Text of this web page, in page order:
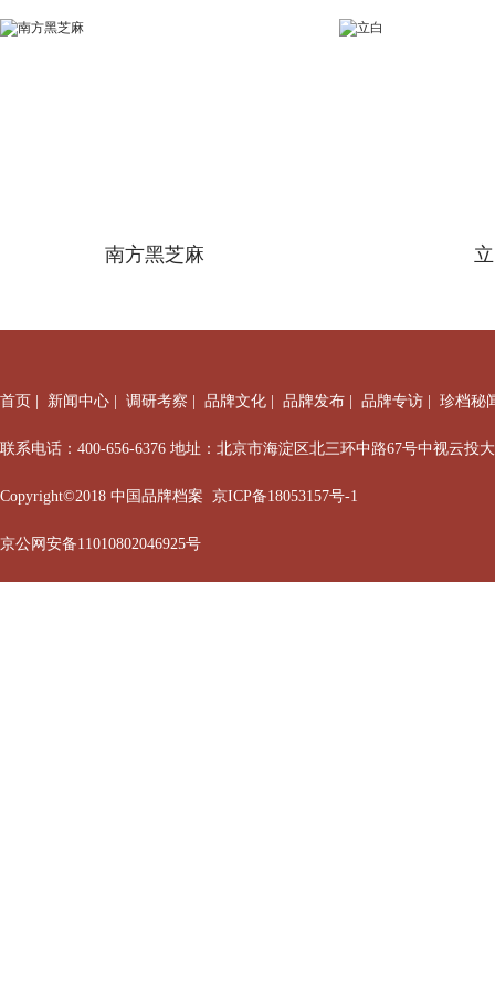
南方黑芝麻
首页 新闻中心 调研考察 品牌文化 品牌发布 品牌专访 珍档秘
联系电话：400-656-6376 地址：北京市海淀区北三环中路67号中视云投
Copyright©2018 中国品牌档案 京ICP备18053157号-1
京公网安备11010802046925号